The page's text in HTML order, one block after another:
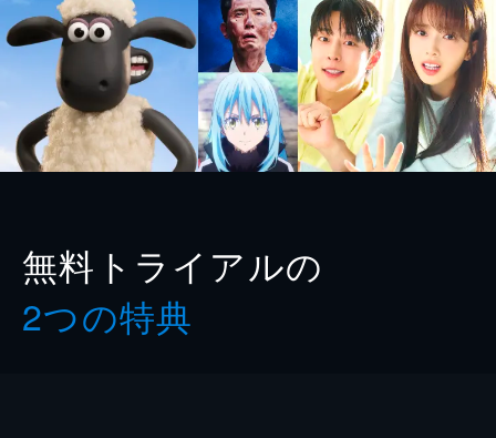
無料トライアルの
2つの特典